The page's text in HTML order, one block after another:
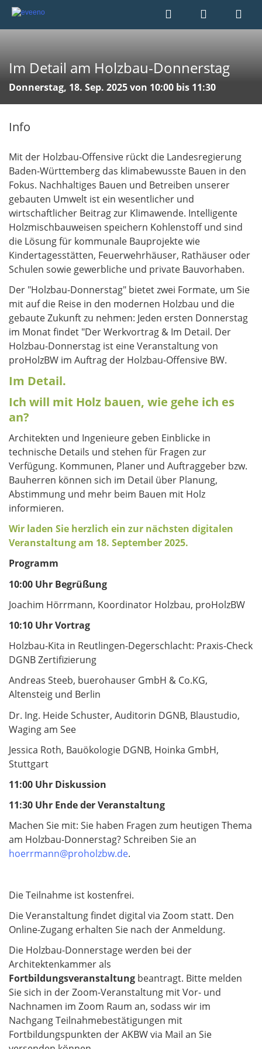
Im Detail am Holzbau-Donnerstag
Donnerstag, 18. Sep. 2025 von 10:00 bis 11:30
Info
Mit der Holzbau-Offensive rückt die Landesregierung
Baden-Württemberg das klimabewusste Bauen in den
Fokus. Nachhaltiges Bauen und Betreiben unserer
gebauten Umwelt ist ein wesentlicher und
wirtschaftlicher Beitrag zur Klimawende. Intelligente
Holzmischbauweisen speichern Kohlenstoff und sind
die Lösung für kommunale Bauprojekte wie
Kindertagesstätten, Feuerwehrhäuser, Rathäuser oder
Schulen sowie gewerbliche und private Bauvorhaben.
Der "Holzbau-Donnerstag" bietet zwei Formate, um Sie
mit auf die Reise in den modernen Holzbau und die
gebaute Zukunft zu nehmen: Jeden ersten Donnerstag
im Monat findet "Der Werkvortrag & Im Detail. Der
Holzbau-Donnerstag ist eine Veranstaltung von
proHolzBW im Auftrag der Holzbau-Offensive BW.
Im Detail.
Ich will mit Holz bauen, wie gehe ich es
an?
Architekten und Ingenieure geben Einblicke in
technische Details und stehen für Fragen zur
Verfügung. Kommunen, Planer und Auftraggeber bzw.
Bauherren können sich im Detail über Planung,
Abstimmung und mehr beim Bauen mit Holz
informieren.
Wir laden Sie herzlich ein zur nächsten digitalen
Veranstaltung am 18. September 2025.
Programm
10:00 Uhr Begrüßung
Joachim Hörrmann, Koordinator Holzbau, proHolzBW
10:10 UhrVortrag
Holzbau-Kita in Reutlingen-Degerschlacht: Praxis-Check
DGNB Zertifizierung
Andreas Steeb, buerohauser GmbH & Co.KG,
Altensteig und Berlin
Dr. Ing. Heide Schuster, Auditorin DGNB, Blaustudio,
Waging am See
Jessica Roth, Bauökologie DGNB, Hoinka GmbH,
Stuttgart
11:00 Uhr Diskussion
11:30 Uhr Ende der Veranstaltung
Machen Sie mit: Sie haben Fragen zum heutigen Thema
am Holzbau-Donnerstag? Schreiben Sie an
hoerrmann@proholzbw.de.
Die Teilnahme ist kostenfrei.
Die Veranstaltung findet digital via Zoom statt. Den
Online-Zugang erhalten Sie nach der Anmeldung.
Die Holzbau-Donnerstage werden bei der
Architektenkammer als
Fortbildungsveranstaltung beantragt. Bitte melden
Sie sich in der Zoom-Veranstaltung mit Vor- und
Nachnamen im Zoom Raum an, sodass wir im
Nachgang Teilnahmebestätigungen mit
Fortbildungspunkten der AKBW via Mail an Sie